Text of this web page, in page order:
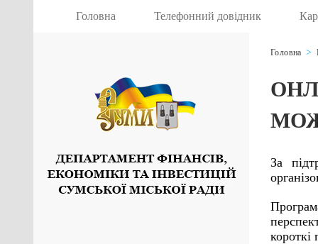
Головна Телефонний довідник
Головна
За
короткі